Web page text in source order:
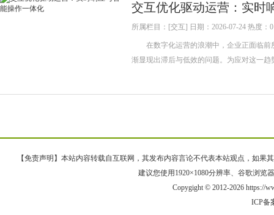
交互优化驱动运营：实时
所属栏目：[交互] 日期：2026-07-24 热度：0
在数字化运营的浪潮中，企业正面临前
渐显现出滞后与低效的问题。为应对这一
【免责声明】本站内容转载自互联网，其发布内容言论不代表本站观点，如果
建议您使用1920×1080分辨率、谷歌浏览
Copygight © 2012-2026 https://
ICP备